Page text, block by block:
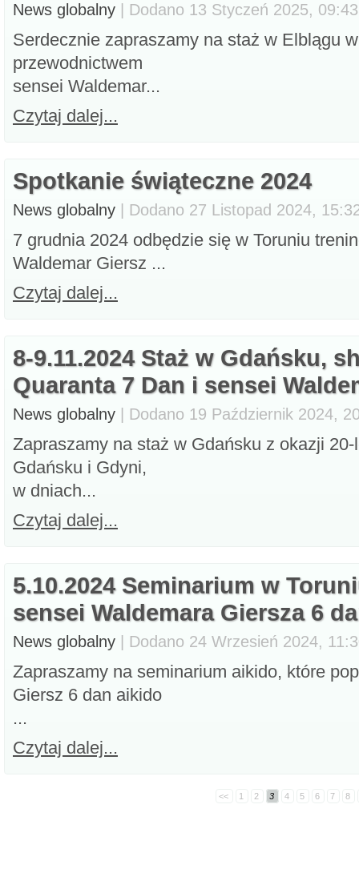
News globalny | Dodano 13 Styczeń 2025,
Serdecznie zapraszamy na staż w Elblągu
przewodnictwem
sensei Waldemar...
Czytaj dalej...
Spotkanie świąteczne 2024
News globalny | Dodano 27 Listopad 2024,
7 grudnia 2024 odbędzie się w Toruniu
Waldemar Giersz ...
Czytaj dalej...
8-9.11.2024 Staż w Gdańsku,
Quaranta 7 Dan i sensei
News globalny | Dodano 19 Październik 2024,
Zapraszamy na staż w Gdańsku z okazji
Gdańsku i Gdyni,
w dniach...
Czytaj dalej...
5.10.2024 Seminarium w
sensei Waldemara Giersza 6
News globalny | Dodano 24 Wrzesień 2024,
Zapraszamy na seminarium aikido, które
Giersz 6 dan aikido
...
Czytaj dalej...
<< 1 2 3 4 5 6 7 8